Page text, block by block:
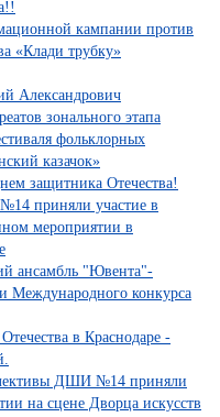
кампании против
«Клади трубку»
Александрович
зонального этапа
фольклорных
казачок»
защитника Отечества!
приняли участие в
мероприятии в
ансамбль "Ювента"-
Международного конкурса
в Краснодаре -
ДШИ №14 приняли
на сцене Дворца искусств